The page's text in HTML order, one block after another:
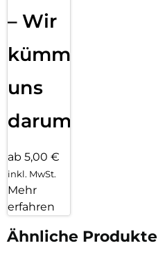
– Wir
kümmern
uns
darum!
ab 5,00 €
inkl. MwSt.
Mehr
erfahren
Ähnliche Produkte